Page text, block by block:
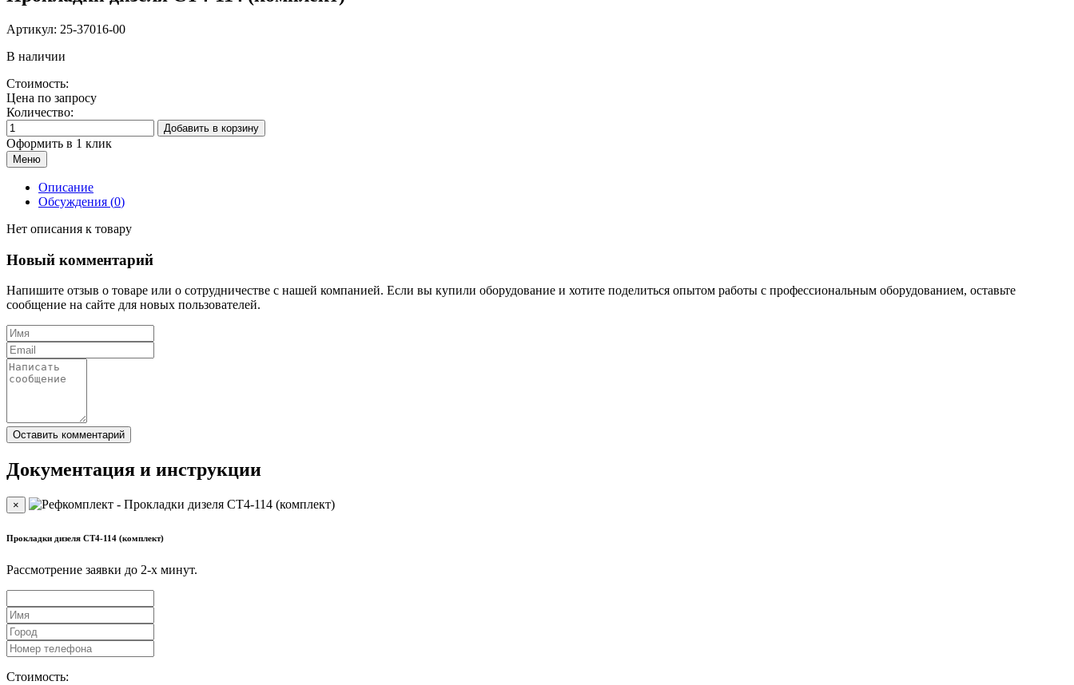
Артикул: 25-37016-00
В наличии
Стоимость:
Цена по запросу
Количество:
Добавить в корзину
Оформить в 1 клик
Меню
Описание
Обсуждения (0)
Нет описания к товару
Новый комментарий
Напишите отзыв о товаре или о сотрудничестве с нашей компанией. Если вы купили оборудование и хотите поделиться опытом работы с профессиональным оборудованием, оставьте
сообщение на сайте для новых пользователей.
Документация и инструкции
×
Прокладки дизеля CT4-114 (комплект)
Рассмотрение заявки до 2-x минут.
Стоимость: